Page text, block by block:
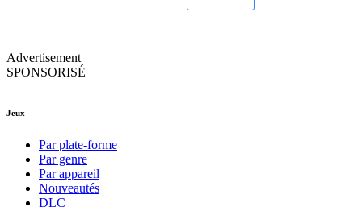
Advertisement
SPONSORISÉ
Jeux
Par plate-forme
Par genre
Par appareil
Nouveautés
DLC